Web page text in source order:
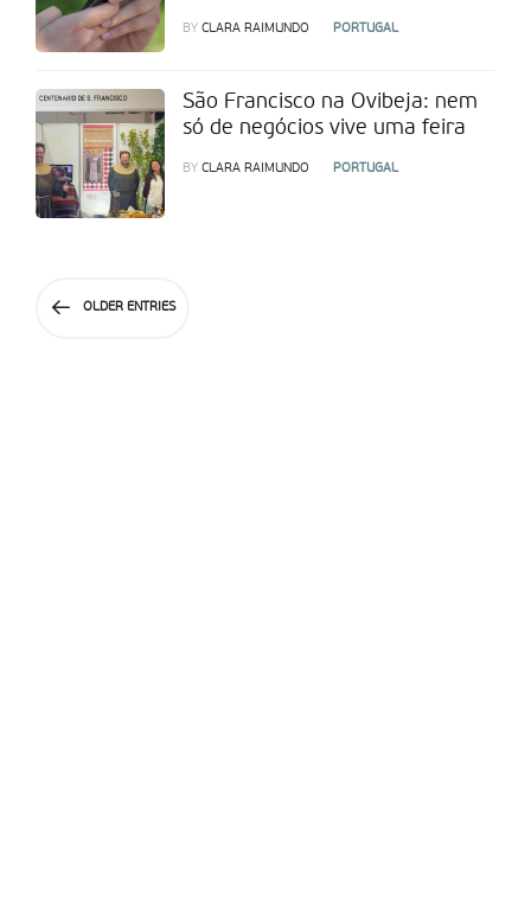
BYCLARA RAIMUNDO PORTUGAL
São Francisco na Ovibeja: nem
só de negócios vive uma feira
BYCLARA RAIMUNDO PORTUGAL
OLDER ENTRIES